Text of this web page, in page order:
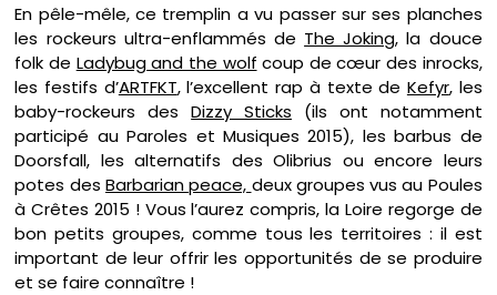
En pêle-mêle, ce tremplin a vu passer sur ses planches
les rockeurs ultra-enflammés de The Joking, la douce
folk de Ladybug and the wolf coup de cœur des inrocks,
les festifs d’ARTFKT, l’excellent rap à texte de Kefyr, les
baby-rockeurs desDizzy Sticks (ils ont notamment
participé au Paroles et Musiques 2015), les barbus de
Doorsfall, les alternatifs des Olibrius ou encore leurs
potes des Barbarian peace, deux groupes vus au Poules
à Crêtes 2015 ! Vous l’aurez compris, la Loire regorge de
bon petits groupes, comme tous les territoires : il est
important de leur offrir les opportunités de se produire
et se faire connaître !